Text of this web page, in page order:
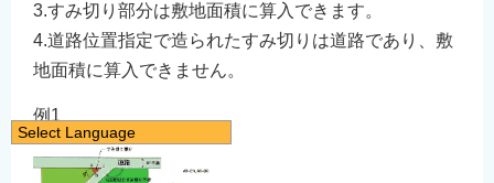
3.すみ切り部分は敷地面積に算入できます。
4.道路位置指定で造られたすみ切りは道路であり、敷
地面積に算入できません。
例1
Select Language
日本語